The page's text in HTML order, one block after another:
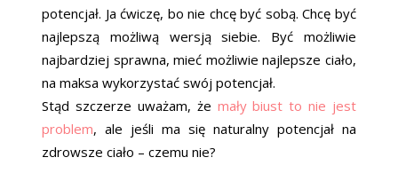
potencjał. Ja ćwiczę, bo nie chcę być sobą. Chcę być
najlepszą możliwą wersją siebie. Być możliwie
najbardziej sprawna, mieć możliwie najlepsze ciało,
na maksa wykorzystać swój potencjał.
Stąd szczerze uważam, że mały biust to nie jest
problem, ale jeśli ma się naturalny potencjał na
zdrowsze ciało – czemu nie?